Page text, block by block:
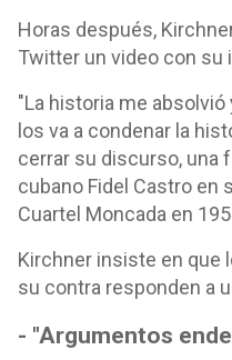
Horas después,
Twitter un video con
"La historia me
los va a condenar la
cerrar su discurso, una
cubano Fidel Castro en
Cuartel Moncada en
Kirchner insiste en que
su contra responden a
- "Argumentos